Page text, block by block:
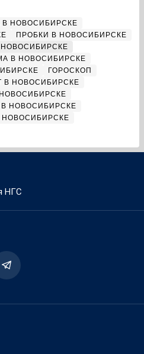
В НОВОСИБИРСКЕ
ПРОБКИ В НОВОСИБИРСКЕ
В НОВОСИБИРСКЕ
ГОРОСКОП
В НОВОСИБИРСКЕ
НОВОСИБИРСКЕ
НОВОСИБИРСКЕ
НГС